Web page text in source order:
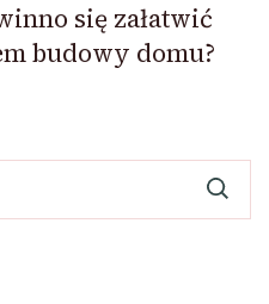
się załatwić
budowy domu?